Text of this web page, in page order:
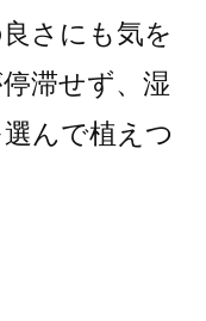
さにも気を
滞せず、湿
んで植えつ